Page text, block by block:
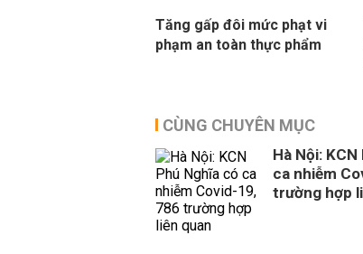
Tăng gấp đôi mức phạt vi
phạm an toàn thực phẩm
CÙNG CHUYÊN MỤC
Hà Nội:
ca nhiễm
trường hợp